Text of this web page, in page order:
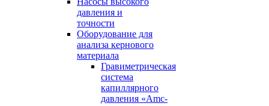
давления и
точности
Оборудование для
анализа кернового
материала
Гравиметрическая
система
капиллярного
давления «Amc-